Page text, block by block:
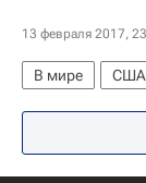
13 февраля 2017,
В мире США
Джастин Трюдо